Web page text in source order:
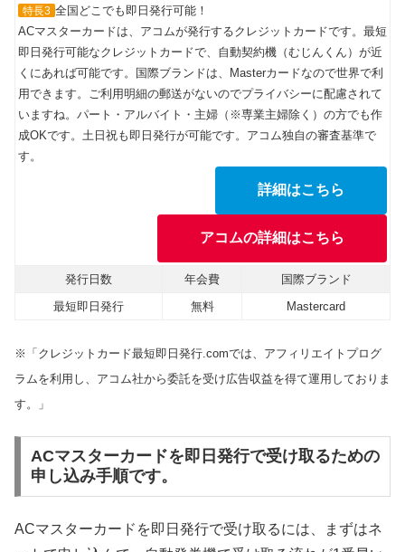
特長3 全国どこでも即日発行可能！
ACマスターカードは、アコムが発行するクレジットカードです。最短
即日発行可能なクレジットカードで、自動契約機（むじんくん）が近
くにあれば可能です。国際ブランドは、Masterカードなので世界で利
用できます。ご利用明細の郵送がないのでプライバシーに配慮されて
いますね。パート・アルバイト・主婦（※専業主婦除く）の方でも作
成OKです。土日祝も即日発行が可能です。アコム独自の審査基準で
す。
詳細はこちら
アコムの詳細はこちら
発行日数 年会費
国際ブランド
最短即日発行
無料 Mastercard
※「クレジットカード最短即日発行.comでは、アフィリエイトプログ
ラムを利用し、アコム社から委託を受け広告収益を得て運用しておりま
す。」
ACマスターカードを即日発行で受け取るための
申し込み手順です。
ACマスターカードを即日発行で受け取るには、まずはネ